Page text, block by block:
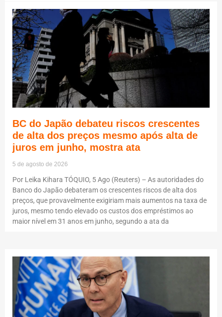
BC do Japão debateu riscos crescentes
de alta dos preços mesmo após alta de
juros em junho, mostra ata
5 de agosto de 2026
Por Leika Kihara TÓQUIO, 5 Ago (Reuters) – As autoridades do
Banco do Japão debateram os crescentes riscos de alta dos
preços, que provavelmente exigiriam mais aumentos na taxa de
juros, mesmo tendo elevado os custos dos empréstimos ao
maior nível em 31 anos em junho, segundo a ata da